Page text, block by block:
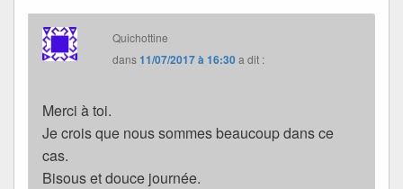
Quichottine
dans11/07/2017 à 16:30a dit :
Merci à toi.
Je crois que nous sommes beaucoup dans ce
cas.
Bisous et douce journée.